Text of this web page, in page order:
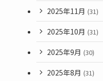
2025年11月 (31)
2025年10月 (31)
2025年9月 (30)
2025年8月 (31)